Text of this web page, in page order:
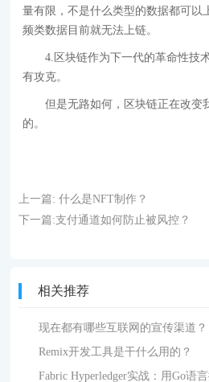
量有限，不是什么类型的数据都可以
频类数据目前就无法上链。
4.区块链作为下一代的革命性技
有攻克。
但是无路如何，区块链正在改变
的。
上一篇:什么是NFT制作？
下一篇:支付通道如何防止被风控？
相关推荐
现在都有哪些互联网的宣传渠道？
Remix开发工具是干什么用的？
Fabric Hyperledger实战：用Go语